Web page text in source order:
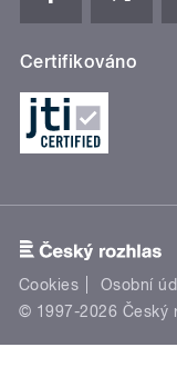
Certifikováno
Cookies Osobní
© 1997-2026 Český